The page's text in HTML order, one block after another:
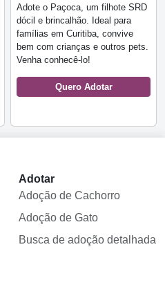
Adote o Paçoca, um filhote SRD
dócil e brincalhão. Ideal para
famílias em Curitiba, convive
bem com crianças e outros pets.
Venha conhecê-lo!
Quero Adotar
Adotar
Adoção de Cachorro
Adoção de Gato
Busca de adoção detalhada